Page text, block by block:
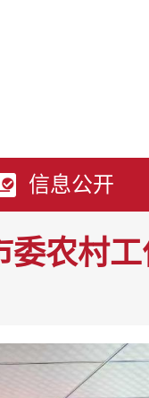
信息公开
委农村